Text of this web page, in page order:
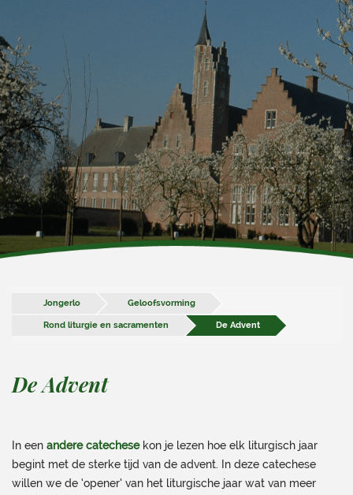
Jongerlo Geloofsvorming
Rond liturgie en sacramenten De Advent
De Advent
In een andere catechesekon je lezen hoe elk liturgisch jaar
begint met de sterke tijd van de advent. In deze catechese
willen we de ‘opener’ van het liturgische jaar wat van meer